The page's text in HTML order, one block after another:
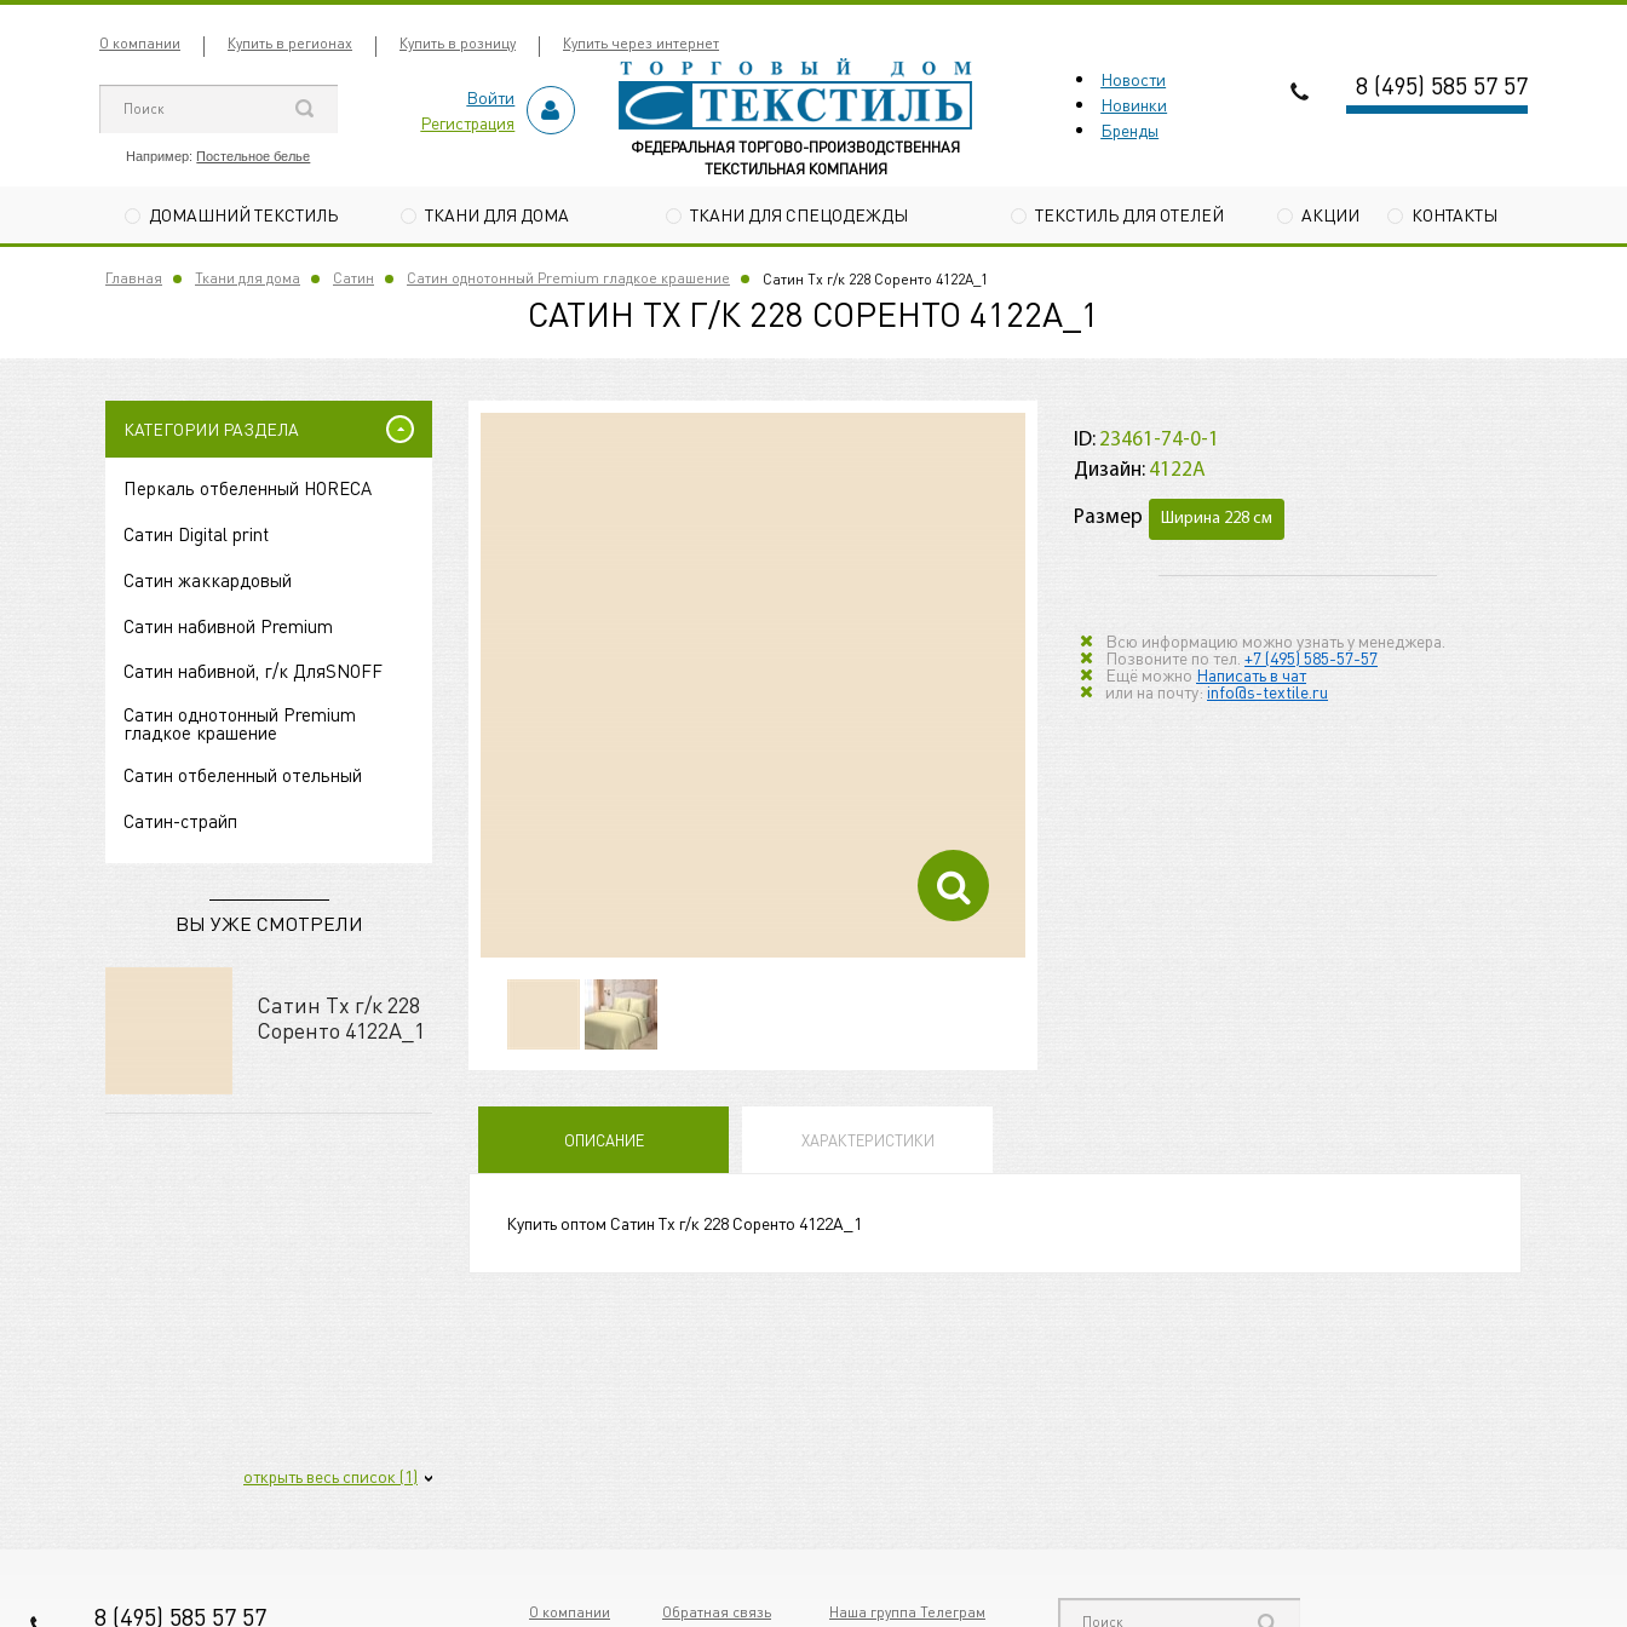
О компании Купить в регионах Купить в розницу Купить через интернет
Например: Постельное белье
Войти
Регистрация
ФЕДЕРАЛЬНАЯ ТОРГОВО-ПРОИЗВОДСТВЕННАЯ
ТЕКСТИЛЬНАЯ КОМПАНИЯ
Новости
Новинки
Бренды
8 (495) 585 57 57
ДОМАШНИЙ ТЕКСТИЛЬ ТКАНИ ДЛЯ ДОМА ТКАНИ ДЛЯ СПЕЦОДЕЖДЫ ТЕКСТИЛЬ ДЛЯ ОТЕЛЕЙ АКЦИИ КОНТАКТЫ
Главная Ткани для дома Сатин Сатин однотонный Premium гладкое крашение Сатин Tх г/к 228 Соренто 4122А_1
САТИН TХ Г/К 228 СОРЕНТО 4122А_1
КАТЕГОРИИ РАЗДЕЛА
Перкаль отбеленный HORECA
Сатин Digital print
Сатин жаккардовый
Сатин набивной Premium
Сатин набивной, г/к ДляSNOFF
Сатин однотонный Premium
гладкое крашение
Сатин отбеленный отельный
Сатин-страйп
ВЫ УЖЕ СМОТРЕЛИ
Сатин Tх г/к 228
Соренто 4122А_1
открыть весь список (1)
ID: 23461-74-0-1
Дизайн: 4122А
Размер Ширина 228 см
Всю информацию можно узнать у менеджера.
Позвоните по тел. +7 (495) 585-57-57
Ещё можно Написать в чат
или на почту: info@s-textile.ru
ОПИСАНИЕ ХАРАКТЕРИСТИКИ
Купить оптом Сатин Tх г/к 228 Соренто 4122А_1
8 (495) 585 57 57 О компании Обратная связь Наша группа Телеграм